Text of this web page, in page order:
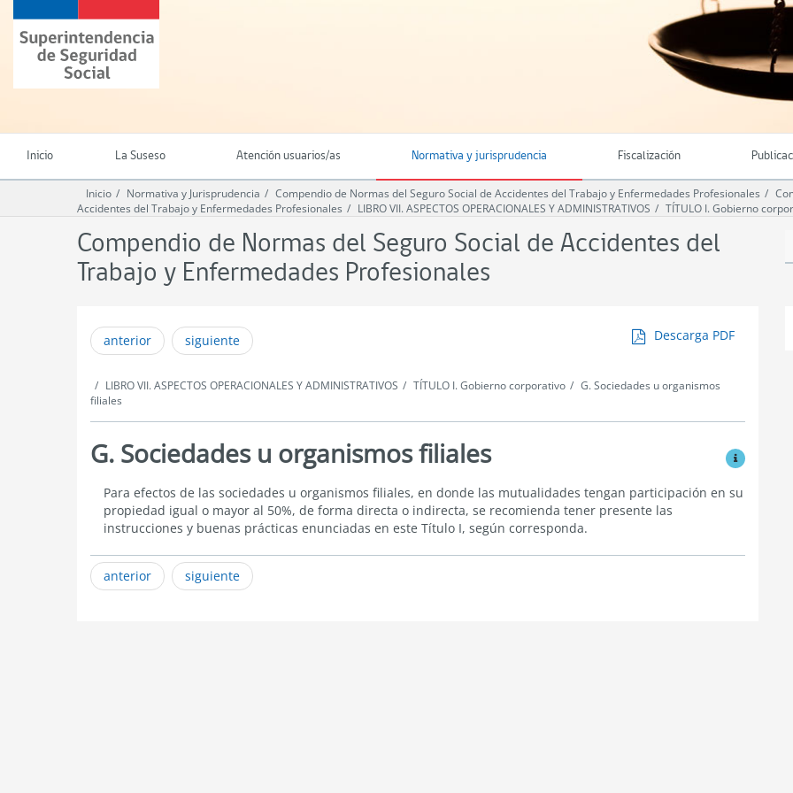
contenido
principal
Superintendencia
de
Seguridad
(SUSESO)
Chile
Inicio La Suseso Atención usuarios/as Normativa y jurisprudencia Fiscalización
Inicio Normativa y Jurisprudencia Compendio de Normas del Seguro Social de Accidentes del Trabajo y Enfermedades Profesionales
Accidentes del Trabajo y Enfermedades Profesionales
LIBRO VII. ASPECTOS OPERACIONALES Y ADMINISTRATIVOS TÍTULO I. Gobierno
Compendio de Normas del Seguro Social de Accidentes del
Trabajo y Enfermedades Profesionales
Descarga PDF
anterior siguiente
LIBRO VII. ASPECTOS OPERACIONALES Y ADMINISTRATIVOS TÍTULO I. Gobierno corporativo
G. Sociedades u organismos
filiales
G. Sociedades u organismos filiales Ver
Sociedades
u
organismos
filiales
Para efectos de las sociedades u organismos filiales, en donde las mutualidades tengan participación en su
propiedad igual o mayor al 50%, de forma directa o indirecta, se recomienda tener presente las
instrucciones y buenas prácticas enunciadas en este Título I, según corresponda.
anterior siguiente